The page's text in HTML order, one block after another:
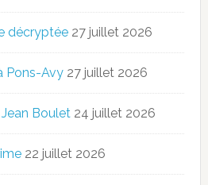
décryptée 27 juillet 2026
Pons-Avy 27 juillet 2026
Boulet 24 juillet 2026
22 juillet 2026